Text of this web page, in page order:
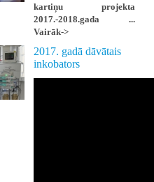
kartiņu projekta
2017.-2018.gada ...
Vairāk->
2017. gadā dāvātais
inkobators